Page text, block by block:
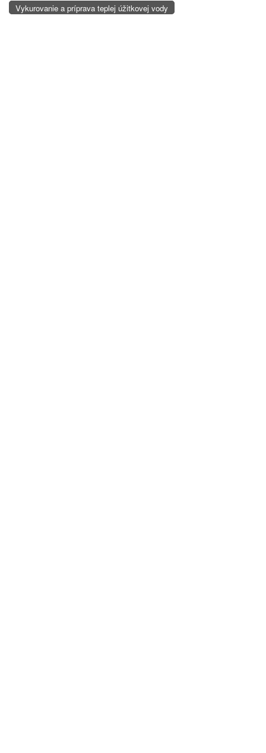
Vykurovanie a príprava teplej úžitkovej vody